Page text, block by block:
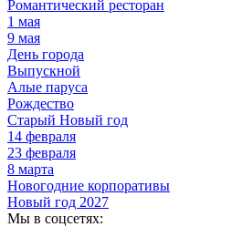
Романтический ресторан
1 мая
9 мая
День города
Выпускной
Алые паруса
Рождество
Старый Новый год
14 февраля
23 февраля
8 марта
Новогодние корпоративы
Новый год 2027
Мы в соцсетях: